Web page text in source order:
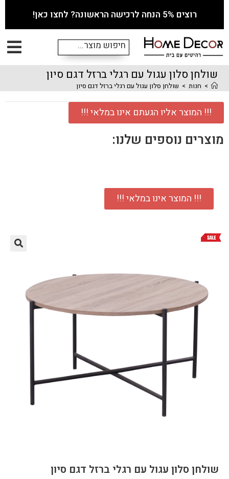
רוצים 5% הנחה לרכישה הראשונה? לחצו כאן!
שולחן סלון עגול עם רגלי ברזל דגם סיון
> חנות > שולחן סלון עגול עם רגלי ברזל דגם סיון
!!! המוצר אליו הגעתם אינו במלאי !!!
מוצרים נוספים שלנו:
!!! המוצר אינו במלאי !!!
שולחן סלון עגול עם רגלי ברזל דגם סיון